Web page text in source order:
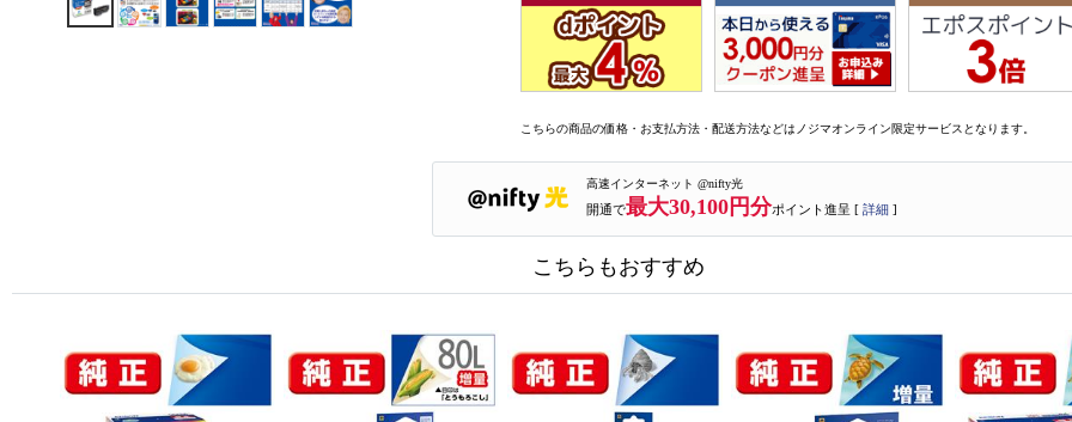
こちらの商品の価格・お支払方法・配送方法などはノジマオンライン限定サービスとなります。
高速インターネット @nifty光
開通で最大30,100円分ポイント進呈 [ 詳細 ]
こちらもおすすめ